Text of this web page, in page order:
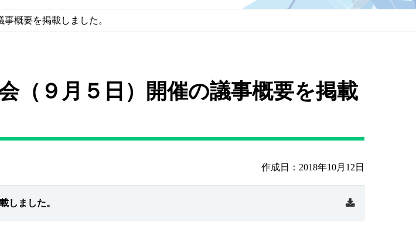
概要を掲載しました。
（９月５日）開催の議事概要を掲載
作成日：2018年10月12日
しました。